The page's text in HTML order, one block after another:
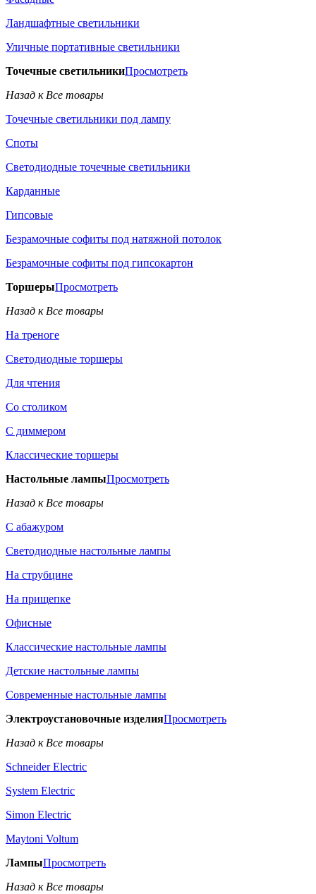
Ландшафтные светильники
Уличные портативные светильники
Точечные светильникиПросмотреть
Назад к Все товары
Точечные светильники под лампу
Споты
Светодиодные точечные светильники
Карданные
Гипсовые
Безрамочные софиты под натяжной потолок
Безрамочные софиты под гипсокартон
ТоршерыПросмотреть
Назад к Все товары
На треноге
Светодиодные торшеры
Для чтения
Со столиком
С диммером
Классические торшеры
Настольные лампыПросмотреть
Назад к Все товары
С абажуром
Светодиодные настольные лампы
На струбцине
На прищепке
Офисные
Классические настольные лампы
Детские настольные лампы
Современные настольные лампы
Электроустановочные изделияПросмотреть
Назад к Все товары
Schneider Electric
System Electric
Simon Electric
Maytoni Voltum
ЛампыПросмотреть
Назад к Все товары